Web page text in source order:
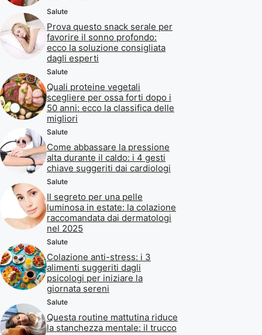
Salute
Prova questo snack serale per
favorire il sonno profondo:
ecco la soluzione consigliata
dagli esperti
Salute
Quali proteine vegetali
scegliere per ossa forti dopo i
50 anni: ecco la classifica delle
migliori
Salute
Come abbassare la pressione
alta durante il caldo: i 4 gesti
chiave suggeriti dai cardiologi
Salute
Il segreto per una pelle
luminosa in estate: la colazione
raccomandata dai dermatologi
nel 2025
Salute
Colazione anti-stress: i 3
alimenti suggeriti dagli
psicologi per iniziare la
giornata sereni
Salute
Questa routine mattutina riduce
la stanchezza mentale: il trucco